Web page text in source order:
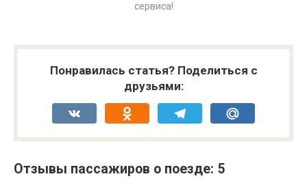
сервиса!
Понравилась статья? Поделиться с
друзьями:
VK OdnoklassnikiTelegram
Отзывы пассажиров о поезде: 5